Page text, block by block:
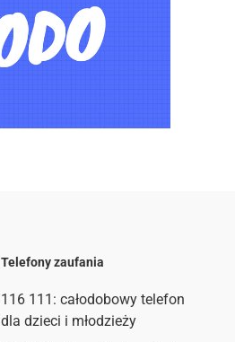
Telefony zaufania
116 111 : całodobowy telefon
dla dzieci i młodzieży